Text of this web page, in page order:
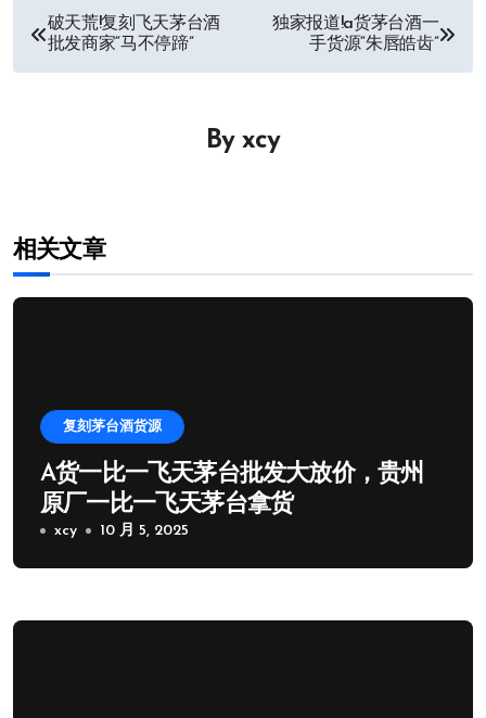
文
章
破天荒!复刻飞天茅台酒
批发商家“马不停蹄”
独家报道!a货茅台酒一
手货源“朱唇皓齿”
By xcy
相关文章
复刻茅台酒货源
A货一比一飞天茅台批发大放价，贵州
原厂一比一飞天茅台拿货
xcy 10 月 5, 2025